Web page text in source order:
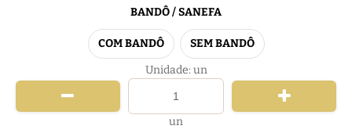
BANDÔ / SANEFA
COM BANDÔ
SEM BANDÔ
Unidade: un
un